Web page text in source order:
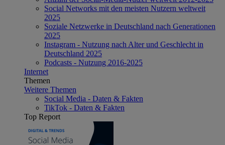
Social Networks mit den meisten Nutzern weltweit
2025
Soziale Netzwerke in Deutschland nach Generationen
2025
Instagram - Nutzung nach Alter und Geschlecht in
Deutschland 2025
Podcasts - Nutzung 2016-2025
Internet
Themen
Weitere Themen
Social Media - Daten & Fakten
TikTok - Daten & Fakten
Top Report